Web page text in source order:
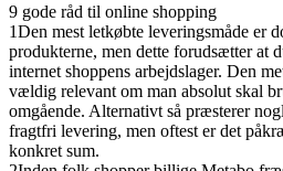
9 gode råd til online shopping
1Den mest letkøbte leveringsmåde er
produkterne, men dette forudsætter at
internet shoppens arbejdslager. Den
vældig relevant om man absolut skal
omgående. Alternativt så præsterer
fragtfri levering, men oftest er det
konkret sum.